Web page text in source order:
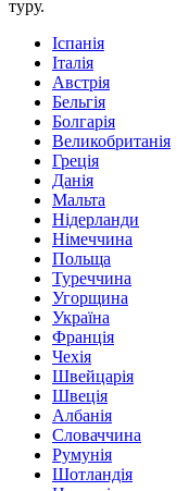
туру.
Іспанія
Італія
Австрія
Бельгія
Болгарія
Великобританія
Греція
Данія
Мальта
Нідерланди
Німеччина
Польща
Туреччина
Угорщина
Україна
Франція
Чехія
Швейцарія
Швеція
Албанія
Словаччина
Румунія
Шотландія